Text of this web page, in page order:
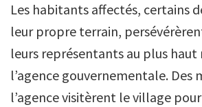
Les habitants affectés, certains
leur propre terrain,
leurs représentants au plus haut
l’agence gouvernementale. Des
l’agence visitèrent le village